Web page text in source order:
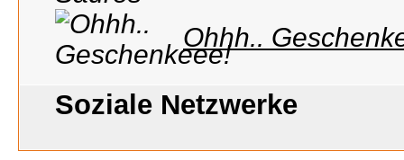
Ohhh..
Soziale Netzwerke